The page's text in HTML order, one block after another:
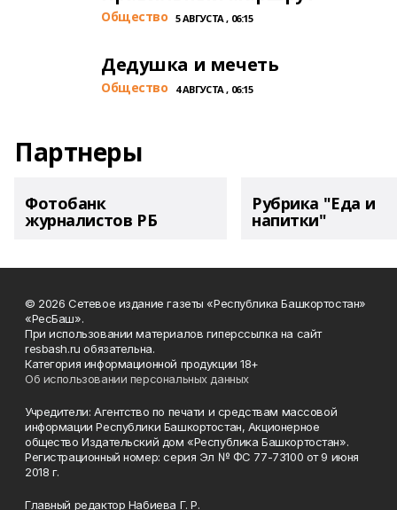
Общество 5 АВГУСТА , 06:15
Дедушка и мечеть
Общество 4 АВГУСТА , 06:15
Партнеры
Фотобанк
журналистов РБ
Рубрика "Еда и
напитки"
© 2026 Сетевое издание газеты «Республика Башкортостан»
«РесБаш».
При использовании материалов гиперссылка на сайт
resbash.ru обязательна.
Категория информационной продукции 18+
Об использовании персональных данных
Учредители: Агентство по печати и средствам массовой
информации Республики Башкортостан, Акционерное
общество Издательский дом «Республика Башкортостан».
Регистрационный номер: серия Эл № ФС 77-73100 от 9 июня
2018 г.
Главный редактор Набиева Г. Р.